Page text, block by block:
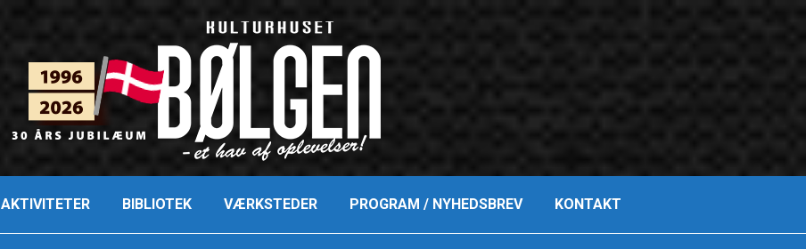
AKTIVITETER BIBLIOTEK VÆRKSTEDER PROGRAM / NYHEDSBREV KONTAKT